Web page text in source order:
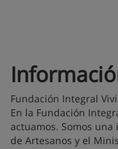
Fundación Integral
En la Fundación
actuamos. Somos
de Artesanos y el